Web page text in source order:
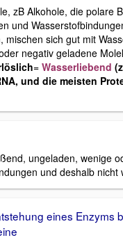
zB Alkohole, die polare
und
mischen sich gut mit
negativ geladene
= Wasserliebend
und die meisten
ungeladen, wenige
und deshalb nicht
eines Enzyms